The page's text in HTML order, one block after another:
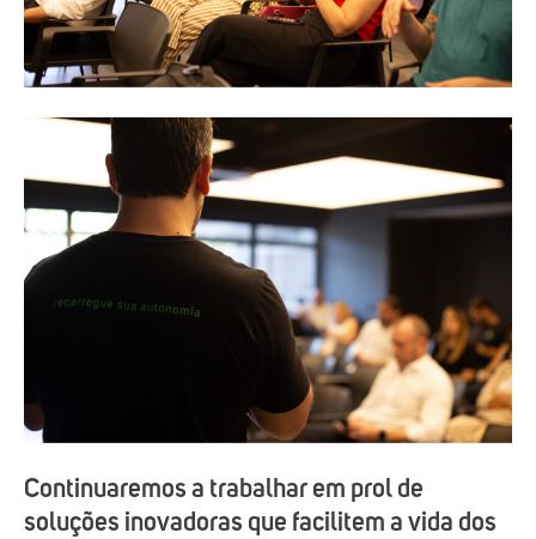
Continuaremos a trabalhar em prol de
soluções inovadoras que facilitem a vida dos